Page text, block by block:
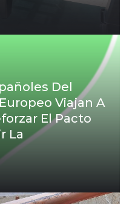
Del
Viajan A
El Pacto
La